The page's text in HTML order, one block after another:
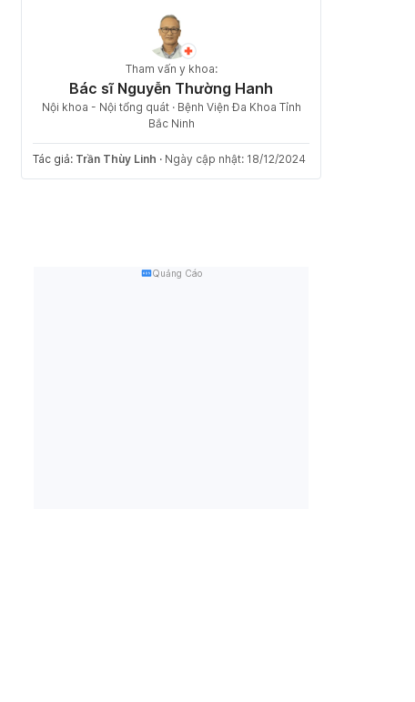
Tham vấn y khoa:
Bác sĩ Nguyễn Thường Hanh
Nội khoa - Nội tổng quát · Bệnh Viện Đa Khoa Tỉnh
Bắc Ninh
Tác giả: Trần Thùy Linh · Ngày cập nhật: 18/12/2024
Quảng Cáo